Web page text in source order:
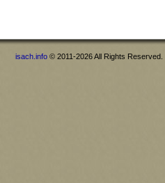
isach.info © 2011-2026 All Rights Reserved.